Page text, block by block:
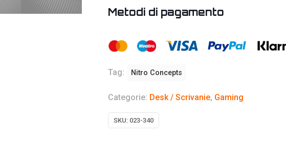
Metodi di pagamento
Tag: Nitro Concepts
Categorie: Desk / Scrivanie, Gaming
SKU: 023-340